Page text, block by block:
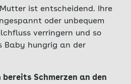
ist entscheidend. Ihre
oder unbequem
verringern und so
Baby hungrig an der
bereits Schmerzen an den